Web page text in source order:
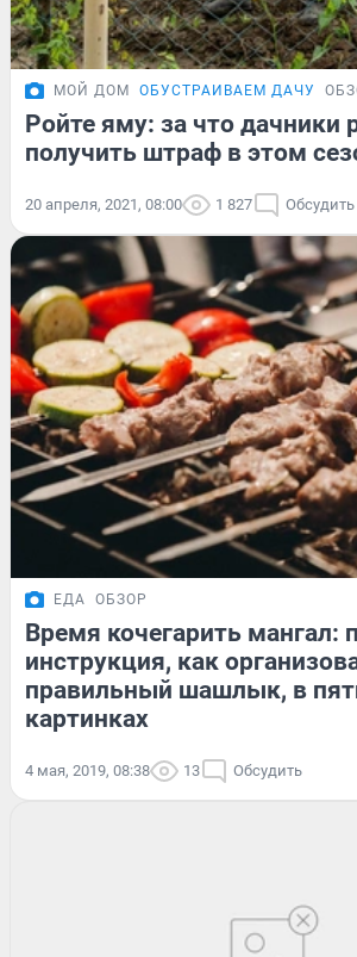
МОЙ ДОМ ОБУСТРАИВАЕМ ДАЧУ
Ройте яму: за что дачники
получить штраф в этом
20 апреля, 2021, 08:00 1 827 Обсудить
ЕДА ОБЗОР
Время кочегарить мангал:
инструкция, как
правильный шашлык, в
картинках
4 мая, 2019, 08:38 13 Обсудить